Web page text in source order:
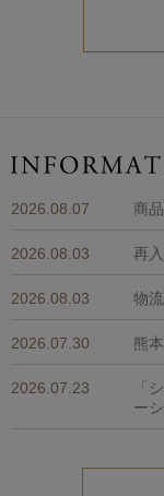
2026.08.07 商
2026.08.03 再
2026.08.03 物
2026.07.30 熊
2026.07.23
「
ー